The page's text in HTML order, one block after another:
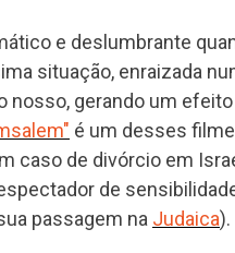
e deslumbrante
situação, enraizada
gerando um
é um desses
caso de divórcio em
de
passagem na Judaica).